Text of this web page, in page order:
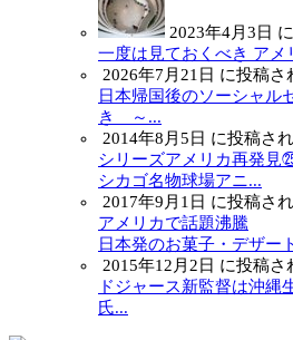
2023年4月3日
一度は見ておくべき アメ
2026年7月21日 に投稿さ
日本帰国後のソーシャル
き ～...
2014年8月5日 に投稿さ
シリーズアメリカ再発見
シカゴ名物球場アニ...
2017年9月1日 に投稿さ
アメリカで話題沸騰
日本発のお菓子・デザー
2015年12月2日 に投稿さ
ドジャース新監督は沖縄
氏...